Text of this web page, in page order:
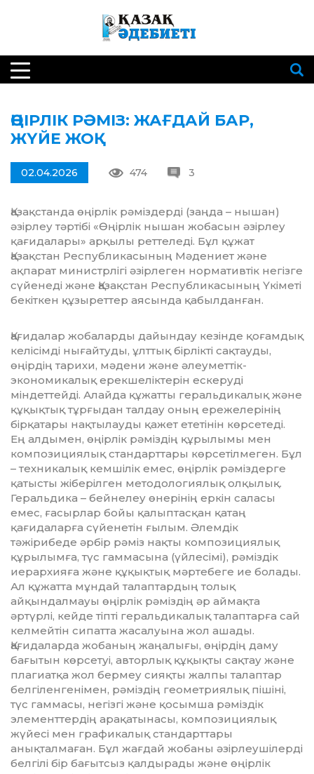
ӨҢІРЛІК РӘМІЗ: ЖАҒДАЙ БАР,
ЖҮЙЕ ЖОҚ
02.04.2026 474 3
Қазақстанда өңірлік рәміздерді (заңда – нышан)
әзірлеу тәртібі «Өңірлік нышан жобасын әзірлеу
қағидалары» арқылы реттеледі. Бұл құжат
Қазақстан Республикасының Мәдениет және
ақпарат министрлігі әзірлеген нормативтік негізге
сүйенеді және Қазақстан Республикасының Үкіметі
бекіткен құзыреттер аясында қабылданған.
Қағидалар жобаларды дайындау кезінде қоғамдық
келісімді нығайтуды, ұлттық бірлікті сақтауды,
өңірдің тарихи, мәдени және әлеуметтік-
экономикалық ерекшеліктерін ескеруді
міндеттейді. Алайда құжатты геральдикалық және
құқықтық тұрғыдан талдау оның ережелерінің
бірқатары нақтылауды қажет ететінін көрсетеді.
Ең алдымен, өңірлік рәміздің құрылымы мен
композициялық стандарттары көрсетілмеген. Бұл
– техникалық кемшілік емес, өңірлік рәміздерге
қатысты жіберілген методологиялық олқылық.
Геральдика – бейнелеу өнерінің еркін саласы
емес, ғасырлар бойы қалыптасқан қатаң
қағидаларға сүйенетін ғылым. Әлемдік
тәжірибеде әрбір рәміз нақты композициялық
құрылымға, түс гаммасына (үйлесімі), рәміздік
иерархияға және құқықтық мәртебеге ие болады.
Ал құжат­та мұндай талаптардың толық
айқындалмауы өңірлік рәміздің әр аймақта
әртүрлі, кейде тіпті геральдикалық талаптарға сай
келмейтін сипатта жасалуына жол ашады.
Қағидаларда жобаның жаңалығы, өңірдің даму
бағытын көрсетуі, авторлық құқықты сақтау және
плагиатқа жол бермеу сияқты жалпы талаптар
белгіленгенімен, рәміздің геометриялық пішіні,
түс гаммасы, негізгі және қосымша рәміздік
элементтердің арақатынасы, композициялық
жүйесі мен графикалық стандарттары
анықталмаған. Бұл жағдай жобаны әзірлеушілерді
белгілі бір бағытсыз қалдырады және өңірлік